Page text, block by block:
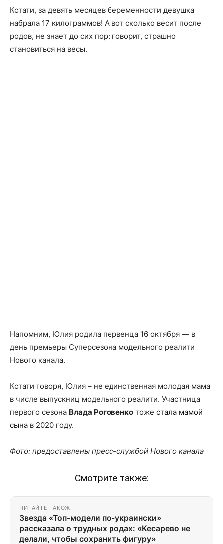
Кстати, за девять месяцев беременности девушка
набрала 17 килограммов! А вот сколько весит после
родов, не знает до сих пор: говорит, страшно
становиться на весы.
Напомним, Юлия родила первенца 16 октября — в
день премьеры Суперсезона модельного реалити
Нового канала.
Кстати говоря, Юлия – не единственная молодая мама
в числе выпускниц модельного реалити. Участница
первого сезона Влада Роговенко тоже стала мамой
сына в 2020 году.
Фото: предоставлены пресс-службой Нового канала
Смотрите также:
ЧИТАЙТЕ ТАКОЖ
Звезда «Топ-модели по-украински»
рассказала о трудных родах: «Кесарево не
делали, чтобы сохранить фигуру»